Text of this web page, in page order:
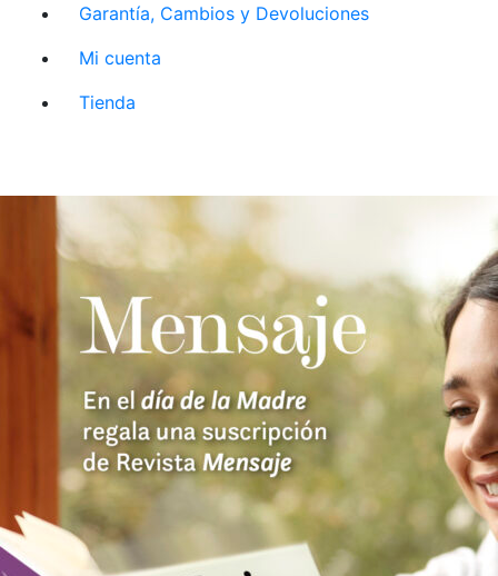
Garantía, Cambios y Devoluciones
Mi cuenta
Tienda